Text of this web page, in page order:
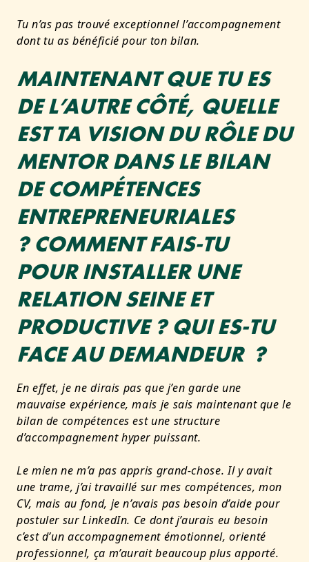
Tu n’as pas trouvé exceptionnel l’accompagnement
dont tu as bénéficié pour ton bilan.
MAINTENANT QUE TU ES
DE L’AUTRE CÔTÉ, QUELLE
EST TA VISION DU RÔLE DU
MENTOR DANS LE BILAN
DE COMPÉTENCES
ENTREPRENEURIALES
?COMMENT FAIS-TU
POUR INSTALLER UNE
RELATION SEINE ET
PRODUCTIVE ? QUI ES-TU
FACE AU DEMANDEUR ?
En effet, je ne dirais pas que j’en garde une
mauvaise expérience, mais je sais maintenant que le
bilan de compétences est une structure
d’accompagnement hyper puissant.
Le mien ne m’a pas appris grand-chose. Il y avait
une trame, j’ai travaillé sur mes compétences, mon
CV, mais au fond, je n’avais pas besoin d’aide pour
postuler sur LinkedIn. Ce dont j’aurais eu besoin
c’est d’un accompagnement émotionnel, orienté
professionnel, ça m’aurait beaucoup plus apporté.